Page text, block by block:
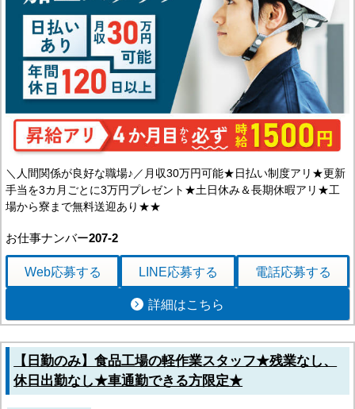
＼人間関係が良好な職場♪／月収30万円可能★日払い制度アリ★更新
手当を3カ月ごとに3万円プレゼント★土日休み＆長期休暇アリ★工
場から寮まで無料送迎あり★★
お仕事ナンバー207-2
Web応募する LINE応募する 電話応募する
詳細はこちら
【日勤のみ】食品工場の軽作業スタッフ★残業なし、
休日出勤なし★車通勤できる方限定★